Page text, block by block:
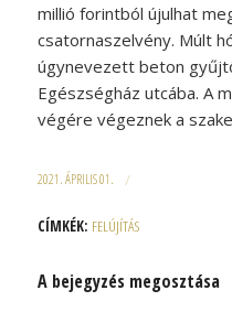
millió forintból újulhat
csatornaszelvény. Múlt
úgynevezett beton
Egészségház utcába. A
végére végeznek a
2021. ÁPRILIS 01. /
CÍMKÉK: FELÚJÍTÁS
A bejegyzés megosztása